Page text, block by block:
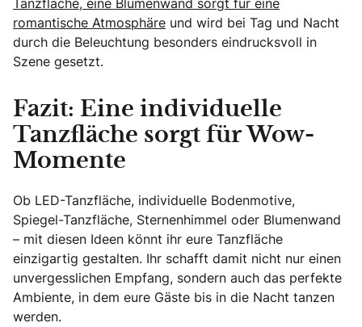
romantische Atmosphäre und wird bei Tag und Nacht
durch die Beleuchtung besonders eindrucksvoll in
Szene gesetzt.
Fazit: Eine individuelle
Tanzfläche sorgt für Wow-
Momente
Ob LED-Tanzfläche, individuelle Bodenmotive,
Spiegel-Tanzfläche, Sternenhimmel oder Blumenwand
– mit diesen Ideen könnt ihr eure Tanzfläche
einzigartig gestalten. Ihr schafft damit nicht nur einen
unvergesslichen Empfang, sondern auch das perfekte
Ambiente, in dem eure Gäste bis in die Nacht tanzen
werden.